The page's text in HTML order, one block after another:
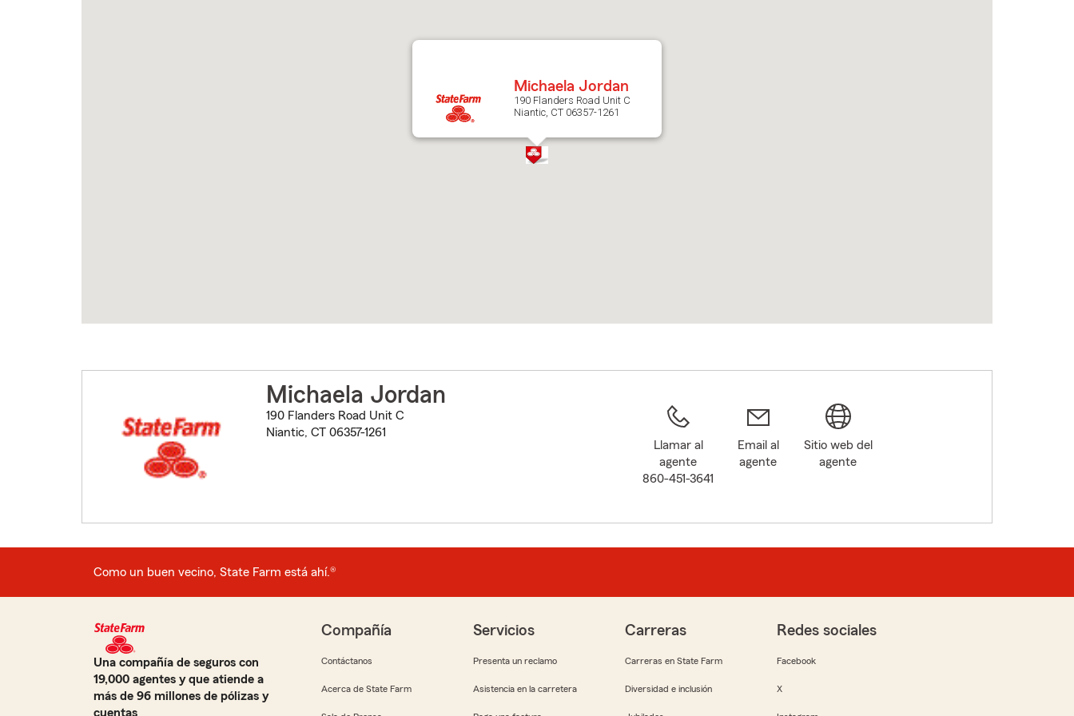
Michaela Jordan
190 Flanders Road Unit C
Niantic, CT 06357-1261
Michaela Jordan
190 Flanders Road Unit C
Niantic, CT 06357-1261
Llamar al
agente
860-451-3641
Email al
agente
Sitio web del
agente
Como un buen vecino, State Farm está ahí.®
Una compañía de seguros con
19,000 agentes y que atiende a
más de 96 millones de pólizas y
cuentas
Compañía
Contáctanos
Acerca de State Farm
Servicios
Presenta un reclamo
Asistencia en la carretera
Carreras
Carreras en State Farm
Diversidad e inclusión
Redes sociales
Facebook
X